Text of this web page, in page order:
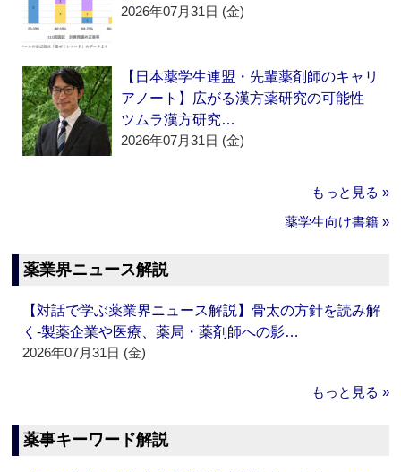
2026年07月31日 (金)
【日本薬学生連盟・先輩薬剤師のキャリ
アノート】広がる漢方薬研究の可能性
ツムラ漢方研究…
2026年07月31日 (金)
もっと見る »
薬学生向け書籍 »
薬業界ニュース解説
【対話で学ぶ薬業界ニュース解説】骨太の方針を読み解
く‐製薬企業や医療、薬局・薬剤師への影…
2026年07月31日 (金)
もっと見る »
薬事キーワード解説